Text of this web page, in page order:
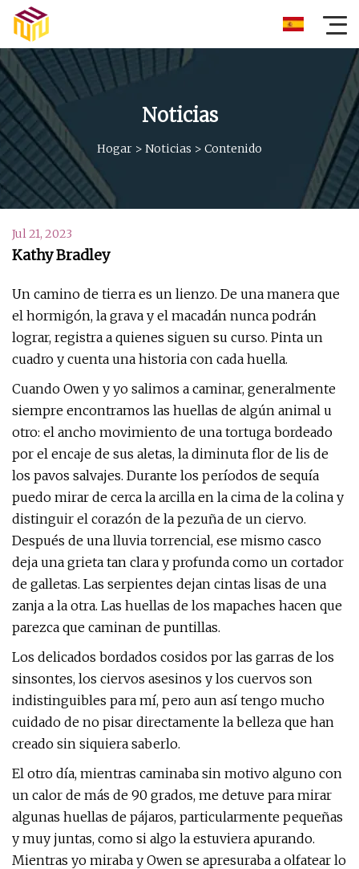
Noticias
Hogar > Noticias > Contenido
Jul 21, 2023
Kathy Bradley
Un camino de tierra es un lienzo. De una manera que
el hormigón, la grava y el macadán nunca podrán
lograr, registra a quienes siguen su curso. Pinta un
cuadro y cuenta una historia con cada huella.
Cuando Owen y yo salimos a caminar, generalmente
siempre encontramos las huellas de algún animal u
otro: el ancho movimiento de una tortuga bordeado
por el encaje de sus aletas, la diminuta flor de lis de
los pavos salvajes. Durante los períodos de sequía
puedo mirar de cerca la arcilla en la cima de la colina y
distinguir el corazón de la pezuña de un ciervo.
Después de una lluvia torrencial, ese mismo casco
deja una grieta tan clara y profunda como un cortador
de galletas. Las serpientes dejan cintas lisas de una
zanja a la otra. Las huellas de los mapaches hacen que
parezca que caminan de puntillas.
Los delicados bordados cosidos por las garras de los
sinsontes, los ciervos asesinos y los cuervos son
indistinguibles para mí, pero aun así tengo mucho
cuidado de no pisar directamente la belleza que han
creado sin siquiera saberlo.
El otro día, mientras caminaba sin motivo alguno con
un calor de más de 90 grados, me detuve para mirar
algunas huellas de pájaros, particularmente pequeñas
y muy juntas, como si algo la estuviera apurando.
Mientras yo miraba y Owen se apresuraba a olfatear lo